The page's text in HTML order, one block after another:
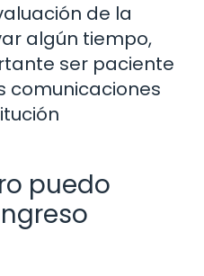
de la
algún tiempo,
ser paciente
comunicaciones
puedo